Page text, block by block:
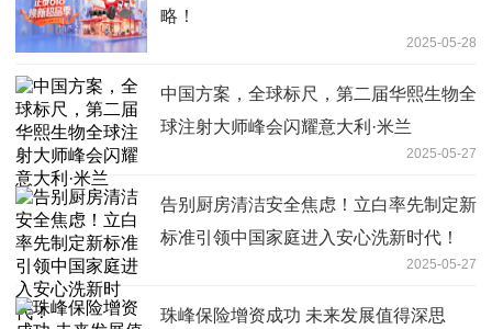
略！
2025-05-28
中国方案，全球标尺，第二届华熙生物全
球注射大师峰会闪耀意大利·米兰
2025-05-27
告别厨房清洁安全焦虑！立白率先制定新
标准引领中国家庭进入安心洗新时代！
2025-05-27
珠峰保险增资成功 未来发展值得深思